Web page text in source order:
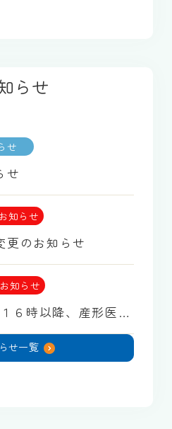
らせ
せ
せ
知らせ
更のお知らせ
知らせ
６月２２日（月）１６時以降、産形医師休診のお知らせ
せ一覧